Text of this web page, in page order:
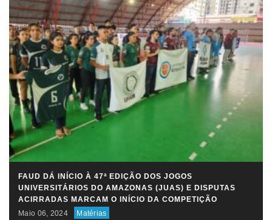
FAUD DÁ INÍCIO À 47ª EDIÇÃO DOS JOGOS
UNIVERSITÁRIOS DO AMAZONAS (JUAS) E DISPUTAS
ACIRRADAS MARCAM O INÍCIO DA COMPETIÇÃO
Maio 06, 2024
Matérias